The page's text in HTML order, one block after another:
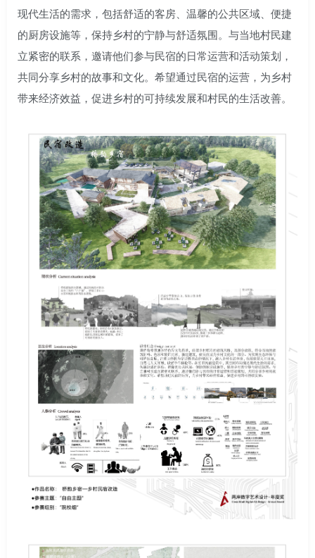
现代生活的需求，包括舒适的客房、温馨的公共区域、便捷
的厨房设施等，保持乡村的宁静与舒适氛围。与当地村民建
立紧密的联系，邀请他们参与民宿的日常运营和活动策划，
共同分享乡村的故事和文化。希望通过民宿的运营，为乡村
带来经济效益，促进乡村的可持续发展和村民的生活改善。